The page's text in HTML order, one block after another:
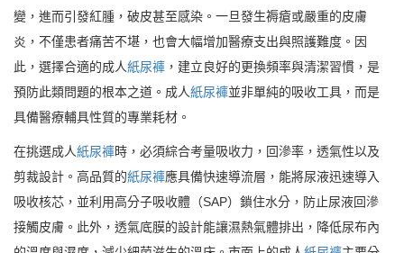
變，進而引發紅腫，破皮甚至感染。一旦發生褥瘡或嚴重的皮膚
炎，不僅患者痛苦不堪，也會大幅增加醫療支出與照護難度。因
此，選擇合適的成人紙尿褲 ，建立良好的更換頻率與清潔習慣，是
預防此類問題的根本之道。成人紙尿褲並非單純的吸收工具，而是
具備醫療輔具性質的專業耗材。
在挑選成人紙尿褲時，必須綜合考量吸收力，回滲率，透氣性以及
剪裁設計。高品質的紙尿褲應具備快速導流層，能將尿液迅速導入
吸收核芯，並利用高分子吸收體（SAP）鎖住水分，防止尿液回滲
接觸皮膚。此外，透氣底膜的設計能讓濕熱氣體排出，降低尿布內